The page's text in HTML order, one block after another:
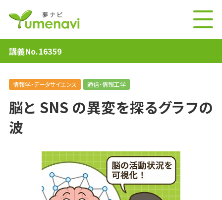
講義No.16359
情報学・データサイエンス 通信・情報工学
脳と SNS の異変を探るグラフの
波